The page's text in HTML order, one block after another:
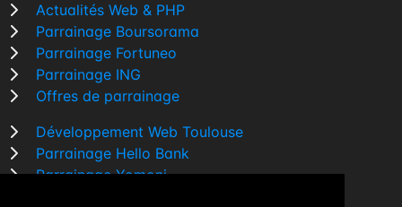
Actualités Web & PHP
Parrainage Boursorama
Parrainage Fortuneo
Parrainage ING
Offres de parrainage
Développement Web Toulouse
Parrainage Hello Bank
Parrainage Yomoni